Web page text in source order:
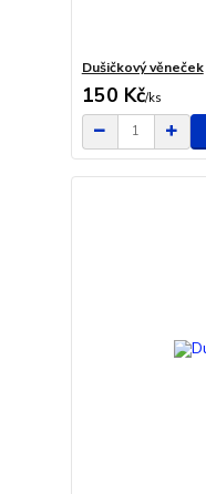
Dušičkový věneček
150 Kč/ks